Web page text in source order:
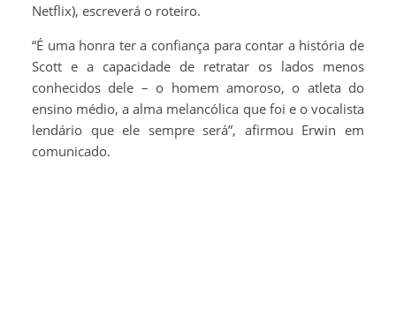
Netflix), escreverá o roteiro.
“É uma honra ter a confiança para contar a história de
Scott e a capacidade de retratar os lados menos
conhecidos dele – o homem amoroso, o atleta do
ensino médio, a alma melancólica que foi e o vocalista
lendário que ele sempre será”, afirmou Erwin em
comunicado.